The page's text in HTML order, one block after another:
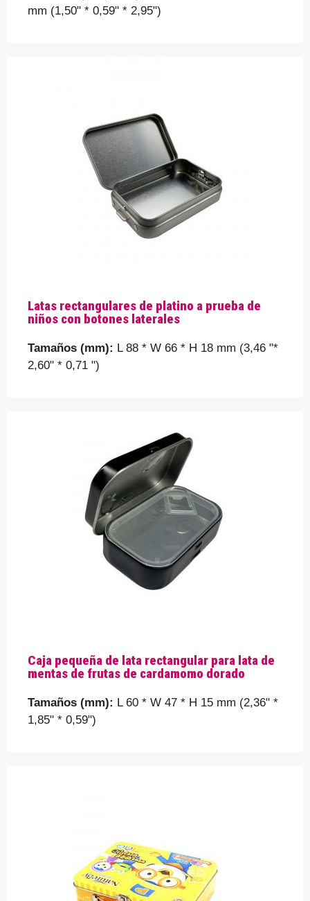
mm (1,50" * 0,59" * 2,95")
Latas rectangulares de platino a prueba de
niños con botones laterales
Tamaños (mm): L 88 * W 66 * H 18 mm (3,46 "*
2,60" * 0,71 ")
Caja pequeña de lata rectangular para lata de
mentas de frutas de cardamomo dorado
Tamaños (mm): L 60 * W 47 * H 15 mm (2,36" *
1,85" * 0,59")
Contáctenos para una solución
requisitos contándonos un poco más sobre los
detalles de su embalaje, como el tamaño de la caja
de hojalata, la forma, etc. que está buscando...
Tu mensaje (opcional)